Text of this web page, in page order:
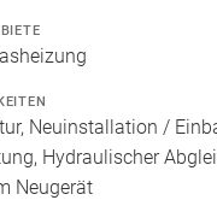
Neuinstallation /
Hydraulischer
Neugerät